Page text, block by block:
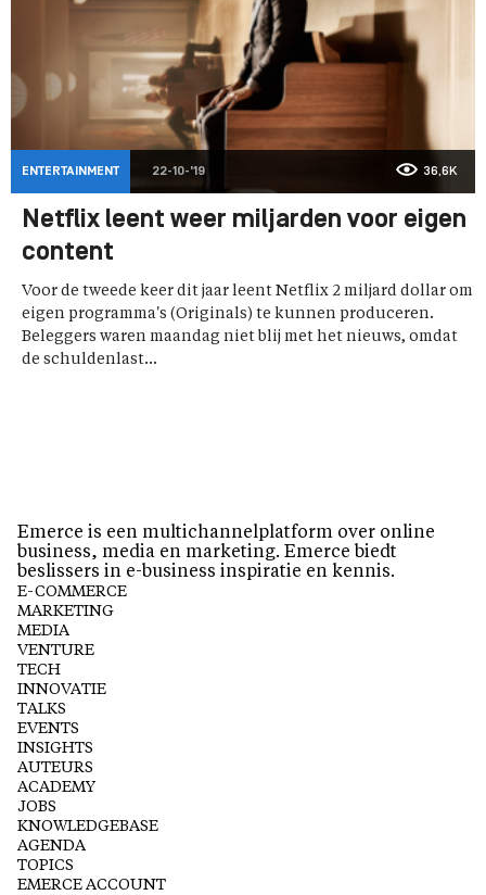
ENTERTAINMENT 22-10-'19 36,6K
Netflix leent weer miljarden voor eigen
content
Voor de tweede keer dit jaar leent Netflix 2 miljard dollar om
eigen programma's (Originals) te kunnen produceren.
Beleggers waren maandag niet blij met het nieuws, omdat
de schuldenlast...
Emerce is een multichannelplatform over online
business, media en marketing. Emerce biedt
beslissers in e-business inspiratie en kennis.
E-COMMERCE
MARKETING
MEDIA
VENTURE
TECH
INNOVATIE
TALKS
EVENTS
INSIGHTS
AUTEURS
ACADEMY
JOBS
KNOWLEDGEBASE
AGENDA
TOPICS
EMERCE ACCOUNT